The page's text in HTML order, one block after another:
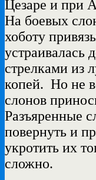
Цезаре и при
На боевых
хоботу
устраивалась
стрелками из
копей. Но не
слонов
Разъяренные
повернуть и
укротить их
сложно.